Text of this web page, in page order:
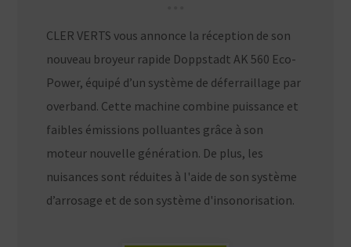
CLER VERTS vous annonce la réception de son
nouveau broyeur rapide Doppstadt AK 560 Eco-
Power, équipé d’un système de déferraillage par
overband. Cette machine combine puissance et
faibles émissions polluantes grâce à son
moteur nouvelle génération. De plus, les
nuisances sont réduites à l'aide de son système
d’arrosage et de son système d'insonorisation.